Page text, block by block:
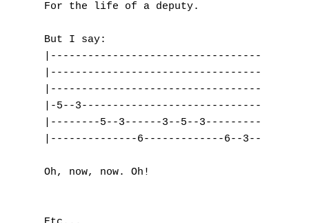
For the life of a deputy.
But I say:
|----------------------------------
|----------------------------------
|----------------------------------
|-5--3-----------------------------
|--------5--3------3--5--3---------
|--------------6-------------6--3--
Oh, now, now. Oh!